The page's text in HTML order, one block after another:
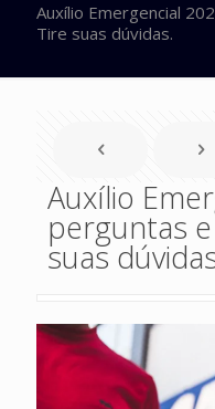
Auxílio Emergencial
Tire suas dúvidas.
Auxílio
perguntas
suas